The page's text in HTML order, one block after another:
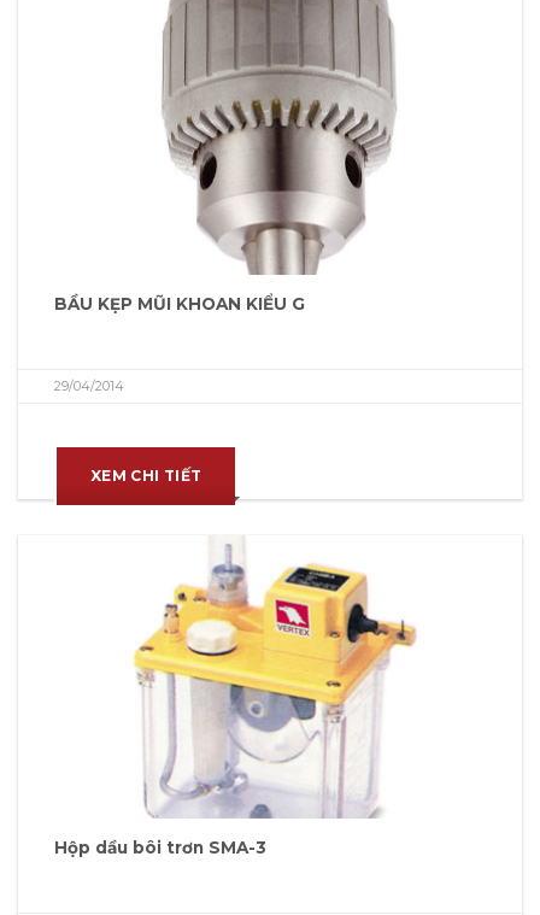
BẦU KẸP MŨI KHOAN KIỂU G
29/04/2014
XEM CHI TIẾT
Hộp dầu bôi trơn SMA-3